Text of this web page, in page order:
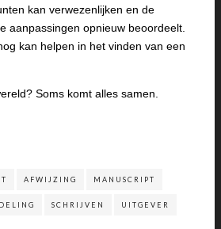
kan verwezenlijken en de
aanpassingen opnieuw beoordeelt.
kan helpen in het vinden van een
Soms komt alles samen.
AFWIJZING MANUSCRIPT
SCHRIJVEN UITGEVER